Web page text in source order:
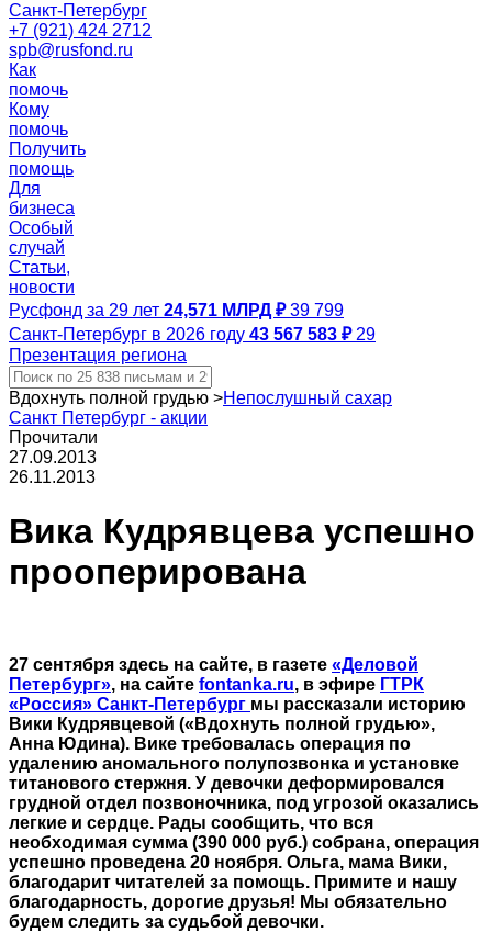
Санкт-Петербург
+7 (921) 424 2712
spb@rusfond.ru
Как
помочь
Кому
помочь
Получить
помощь
Для
бизнеса
Особый
случай
Статьи,
новости
Русфонд за 29 лет 24,571 МЛРД ₽ 39 799
Санкт-Петербург в 2026 году 43 567 583 ₽ 29
Презентация региона
Вдохнуть полной грудью >Непослушный сахар
Санкт Петербург - акции
Прочитали
27.09.2013
26.11.2013
Вика Кудрявцева успешно
прооперирована
27 сентября здесь на сайте, в газете «Деловой
Петербург», на сайте fontanka.ru, в эфире ГТРК
«Россия» Санкт-Петербург мы рассказали историю
Вики Кудрявцевой («Вдохнуть полной грудью»,
Анна Юдина). Вике требовалась операция по
удалению аномального полупозвонка и установке
титанового стержня. У девочки деформировался
грудной отдел позвоночника, под угрозой оказались
легкие и сердце. Рады сообщить, что вся
необходимая сумма (390 000 руб.) собрана, операция
успешно проведена 20 ноября. Ольга, мама Вики,
благодарит читателей за помощь. Примите и нашу
благодарность, дорогие друзья! Мы обязательно
будем следить за судьбой девочки.